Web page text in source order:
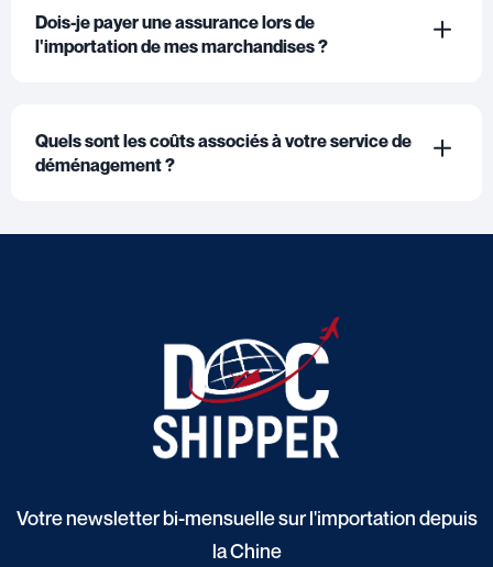
Dois-je payer une assurance lors de
l'importation de mes marchandises ?
Quels sont les coûts associés à votre service de
déménagement ?
Votre newsletter bi-mensuelle sur l'importation depuis
la Chine